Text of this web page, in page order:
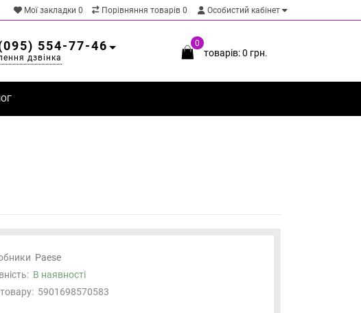
Мої закладки 0 Порівняння товарів 0 Особистий кабінет
0
товарів: 0 грн.
554-77-46
дзвінка
Paese
В наявності
5901698570583